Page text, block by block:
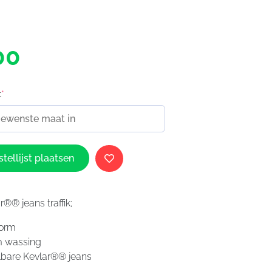
*
plaatsen
jeans traffik;
wassing
Kevlar®® jeans